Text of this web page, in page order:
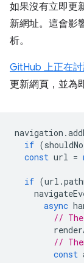
如果沒有立即更
新網址。這會影
析。
GitHub 上正在
更新網頁，並為
navigation .
if (
const url =
if (url .
async
//
//
const